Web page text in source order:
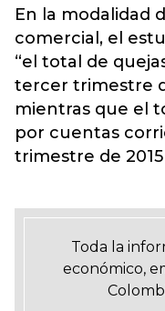
En la modalidad
comercial, el
“el total de
tercer trimestre
mientras que el
por cuentas
trimestre de
Toda la
económico,